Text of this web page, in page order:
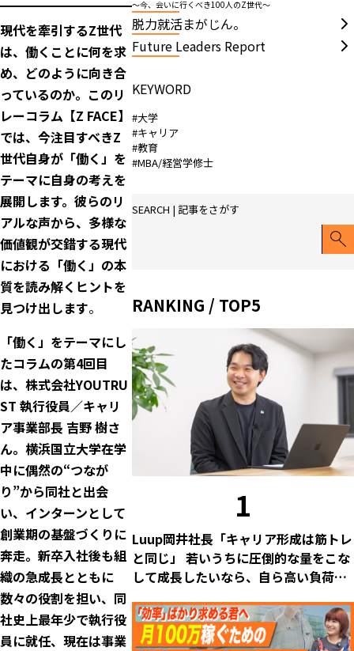
現代を牽引するZ世代
は、働くことに何を求
め、どのように向き合
っているのか。このリ
レーコラム【Z FACE】
では、今注目すべきZ
世代自身が「働く」を
テーマに自身の考えを
展開します。彼らのリ
アルな声から、多様な
価値観が交錯する現代
における「働く」の本
質を読み解くヒントを
見つけ出します。
「働く」をテーマにし
たコラムの第4回目
は、 株式会社YOUTRU
ST 執行役員／キャリ
ア事業部長 吉野 樹さ
ん。横浜国立大学在学
中に偶然の“つなが
り”から同社と出会
い、インターンとして
創業期の基盤づくりに
奔走。新卒入社後も組
織の急成長とともに
数々の役割を担い、同
社史上最年少で執行役
員に就任、現在は事業
～今、会いに行くべき100人のZ世代～
脱力就活まがじん。
Future Leaders Report
KEYWORD
#大学
#キャリア
#教育
#MBA/経営学修士
SEARCH | 記事をさがす
RANKING / TOP5
1
Luup岡井社長「キャリア形成は筋トレ
と同じ」 若いうちに圧倒的な量をこな
して成長したいなら、自ら高い負荷を